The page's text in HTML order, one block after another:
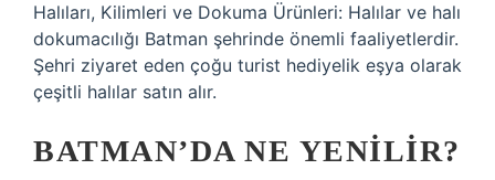
Halıları, Kilimleri ve Dokuma Ürünleri: Halılar ve halı
dokumacılığı Batman şehrinde önemli faaliyetlerdir.
Şehri ziyaret eden çoğu turist hediyelik eşya olarak
çeşitli halılar satın alır.
BATMAN’DA NE YENILIR?